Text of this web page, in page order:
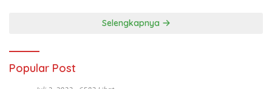
Selengkapnya
Popular Post